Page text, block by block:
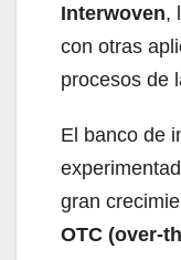
Interwoven,
con otras
procesos de
El banco de
gran
OTC (over-